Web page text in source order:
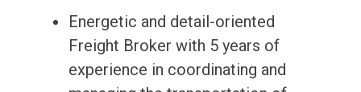
Energetic and detail-oriented
Freight Broker with 5 years of
experience in coordinating and